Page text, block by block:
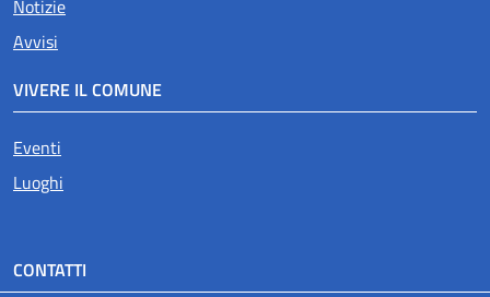
Notizie
Avvisi
VIVERE IL COMUNE
Eventi
Luoghi
CONTATTI